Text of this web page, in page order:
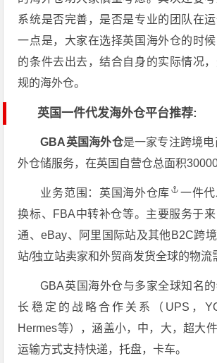
系统是否完善，是否是专业的团队在
一点是，大家在选择英国海外仓的时
的条件去出去，结合自身的实际情况
规的海外仓。
英国一件代发海外仓平台推荐:
GBA英国海外仓是一家专注跨境
外仓储服务，在英国自营仓总面积30000
业务范围： 英国海外仓库
一件
换标、FBA中转补仓等。主要服务于
通、eBay、阿里国际站及其他B2C跨
站/独立站卖家和外贸商发货全球的物流
GBA英国海外仓与多家全球知名
长稳定的战略合作关系（UPS，
Hermes等），涵盖小，中，大，超大
运输方式支持快递，托盘，卡车。